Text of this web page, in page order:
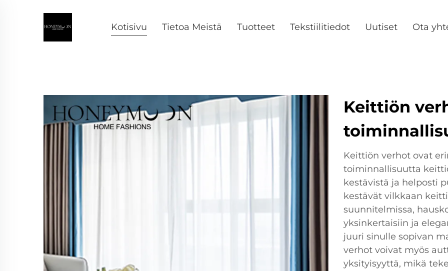
Kotisivu Tietoa Meistä Tuotteet Tekstiilitiedot Uutiset Ota
Keittiön
Keittiön verhot ovat
toiminnallisuutta
kestävistä ja helposti
kestävät vilkkaan
suunnitelmissa,
yksinkertaisiin ja
juuri sinulle sopivan
verhot voivat myös
yksityisyyttä, mikä